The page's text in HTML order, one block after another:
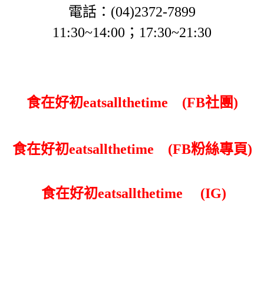
電話：(04)2372-7899
11:30~14:00；17:30~21:30
食在好初eatsallthetime (FB社團)
食在好初eatsallthetime (FB粉絲專頁)
食在好初eatsallthetime (IG)